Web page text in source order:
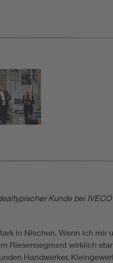
Kunde bei
in Nischen. Wenn ich mir
Riesensegment wirklich
Handwerker,